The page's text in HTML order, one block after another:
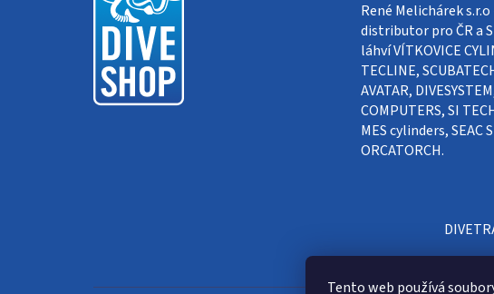
Tento web používá
René Melichárek
distributor pro ČR a
láhví VÍTKOVICE
TECLINE,
AVATAR,
COMPUTERS, SI
MES cylinders, SEAC
ORCATORCH.